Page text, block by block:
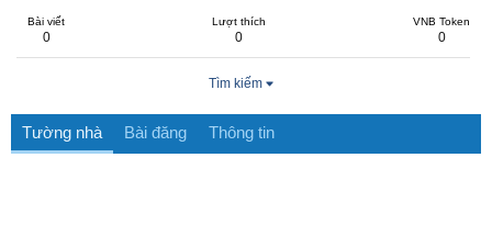
Bài viết
0
Lượt thích
0
VNB Token
0
Tìm kiếm
Tường nhà Bài đăng Thông tin